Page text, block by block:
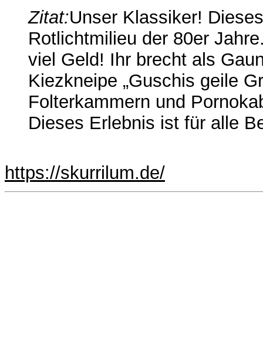
Zitat:Unser Klassiker!
Rotlichtmilieu der 80er
viel Geld! Ihr brecht als
Kiezkneipe „Guschis geile
Folterkammern und
Dieses Erlebnis ist für alle
https://skurrilum.de/